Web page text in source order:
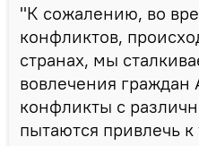
"К сожалению, во
конфликтов,
странах, мы
вовлечения граждан
конфликты с
пытаются привлечь